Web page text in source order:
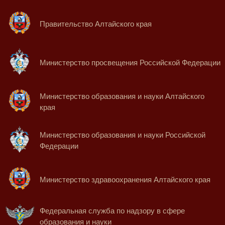
Правительство Алтайского края
Министерство просвещения Российской Федерации
Министерство образования и науки Алтайского
края
Министерство образования и науки Российской
Федерации
Министерство здравоохранения Алтайского края
Федеральная служба по надзору в сфере
образования и науки